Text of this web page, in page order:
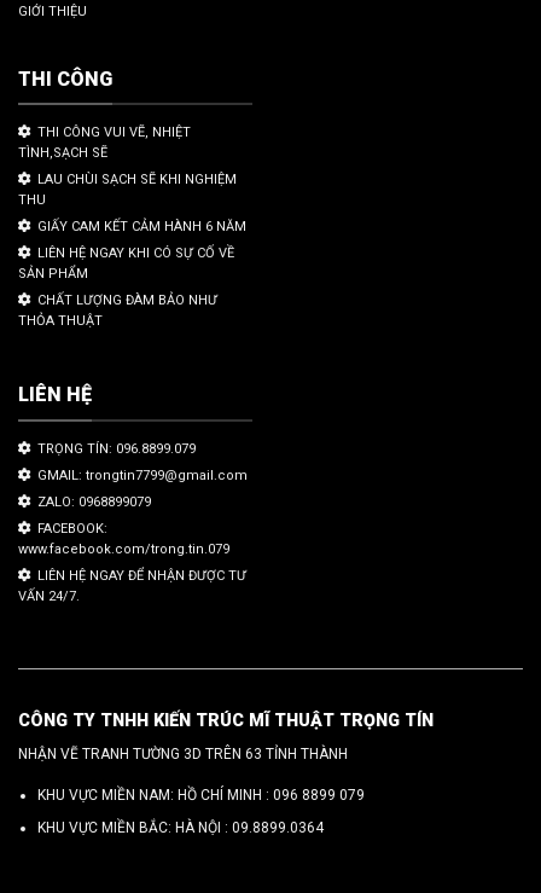
GIỚI THIỆU
THI CÔNG
THI CÔNG VUI VẼ, NHIỆT
TÌNH,SẠCH SẼ
LAU CHÙI SẠCH SẼ KHI NGHIỆM
THU
GIẤY CAM KẾT CẢM HÀNH 6 NĂM
LIÊN HỆ NGAY KHI CÓ SỰ CỐ VỀ
SẢN PHẨM
CHẤT LƯỢNG ĐÀM BẢO NHƯ
THỎA THUẬT
LIÊN HỆ
TRỌNG TÍN: 096.8899.079
GMAIL: trongtin7799@gmail.com
ZALO: 0968899079
FACEBOOK:
www.facebook.com/trong.tin.079
LIÊN HỆ NGAY ĐỂ NHẬN ĐƯỢC TƯ
VẤN 24/7.
CÔNG TY TNHH KIẾN TRÚC MĨ THUẬT TRỌNG TÍN
NHẬN VẼ TRANH TƯỜNG 3D TRÊN 63 TỈNH THÀNH
KHU VỰC MIỀN NAM: HỒ CHÍ MINH : 096 8899 079
KHU VỰC MIỀN BẮC: HÀ NỘI : 09.8899.0364